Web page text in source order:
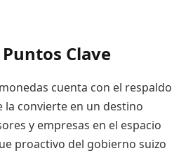
Clave
cuenta con el respaldo
la convierte en un destino
y empresas en el espacio
proactivo del gobierno suizo